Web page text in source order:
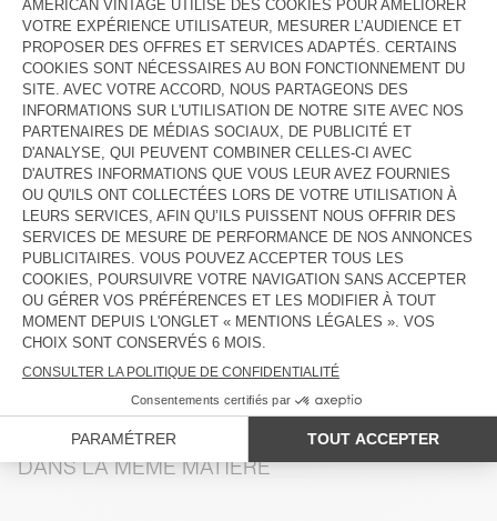
Le mannequin mesure 189 cm et porte une taille M-L
GUIDE DES TAILLES
Livraison estiméeentre le mardi 11 août et le jeudi 13 août
AJOUTER AU PANIER
DESCRIPTION
TAILLE ET COUPE
COMPOSITION
ENTRETIEN
TRAÇABILITÉ
LIVRAISON ET RETOURS
DANS LA MÊME MATIÈRE